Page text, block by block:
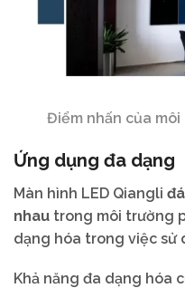
Điểm nhấn của
Ứng dụng đa dạng
Màn hình LED Qiangli
nhau trong môi trường
dạng hóa trong việc sử
Khả năng đa dạng hóa